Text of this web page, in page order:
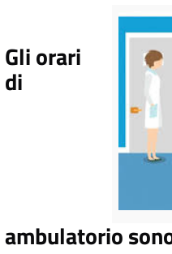
Gli orari
di
ambulatorio